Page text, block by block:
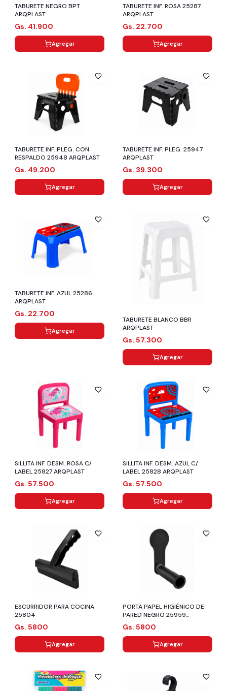
TABURETE NEGRO BPT
ARQPLAST
Gs. 41.900
Agregar
TABURETE INF. ROSA 25287
ARQPLAST
Gs. 22.700
Agregar
TABURETE INF. PLEG. CON
RESPALDO 25948 ARQPLAST
Gs. 49.200
Agregar
TABURETE INF. PLEG. 25947
ARQPLAST
Gs. 39.300
Agregar
TABURETE INF. AZUL 25286
ARQPLAST
Gs. 22.700
Agregar
TABURETE BLANCO BBR
ARQPLAST
Gs. 57.300
Agregar
SILLITA INF. DESM. ROSA C/
LABEL 25827 ARQPLAST
Gs. 57.500
Agregar
SILLITA INF. DESM. AZUL C/
LABEL 25828 ARQPLAST
Gs. 57.500
Agregar
ESCURRIDOR PARA COCINA
25804
Gs. 5800
Agregar
PORTA PAPEL HIGIÉNICO DE
PARED NEGRO 25959
ARQPLAST
Gs. 5800
Agregar